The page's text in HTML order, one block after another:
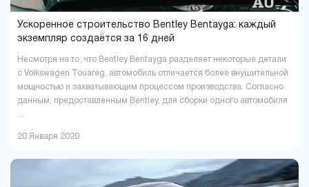
Ускоренное строительство Bentley Bentayga: каждый
экземпляр создаётся за 16 дней
Несмотря на то, что Bentley Bentayga разделяет некоторые детали
с Volkswagen Touareg, автомобиль отличается более внушительной
мощностью и захватывающим процессом производства. Согласно
данным, предоставленным Bentley, для сборки одного автомобиля
20 Января 2020